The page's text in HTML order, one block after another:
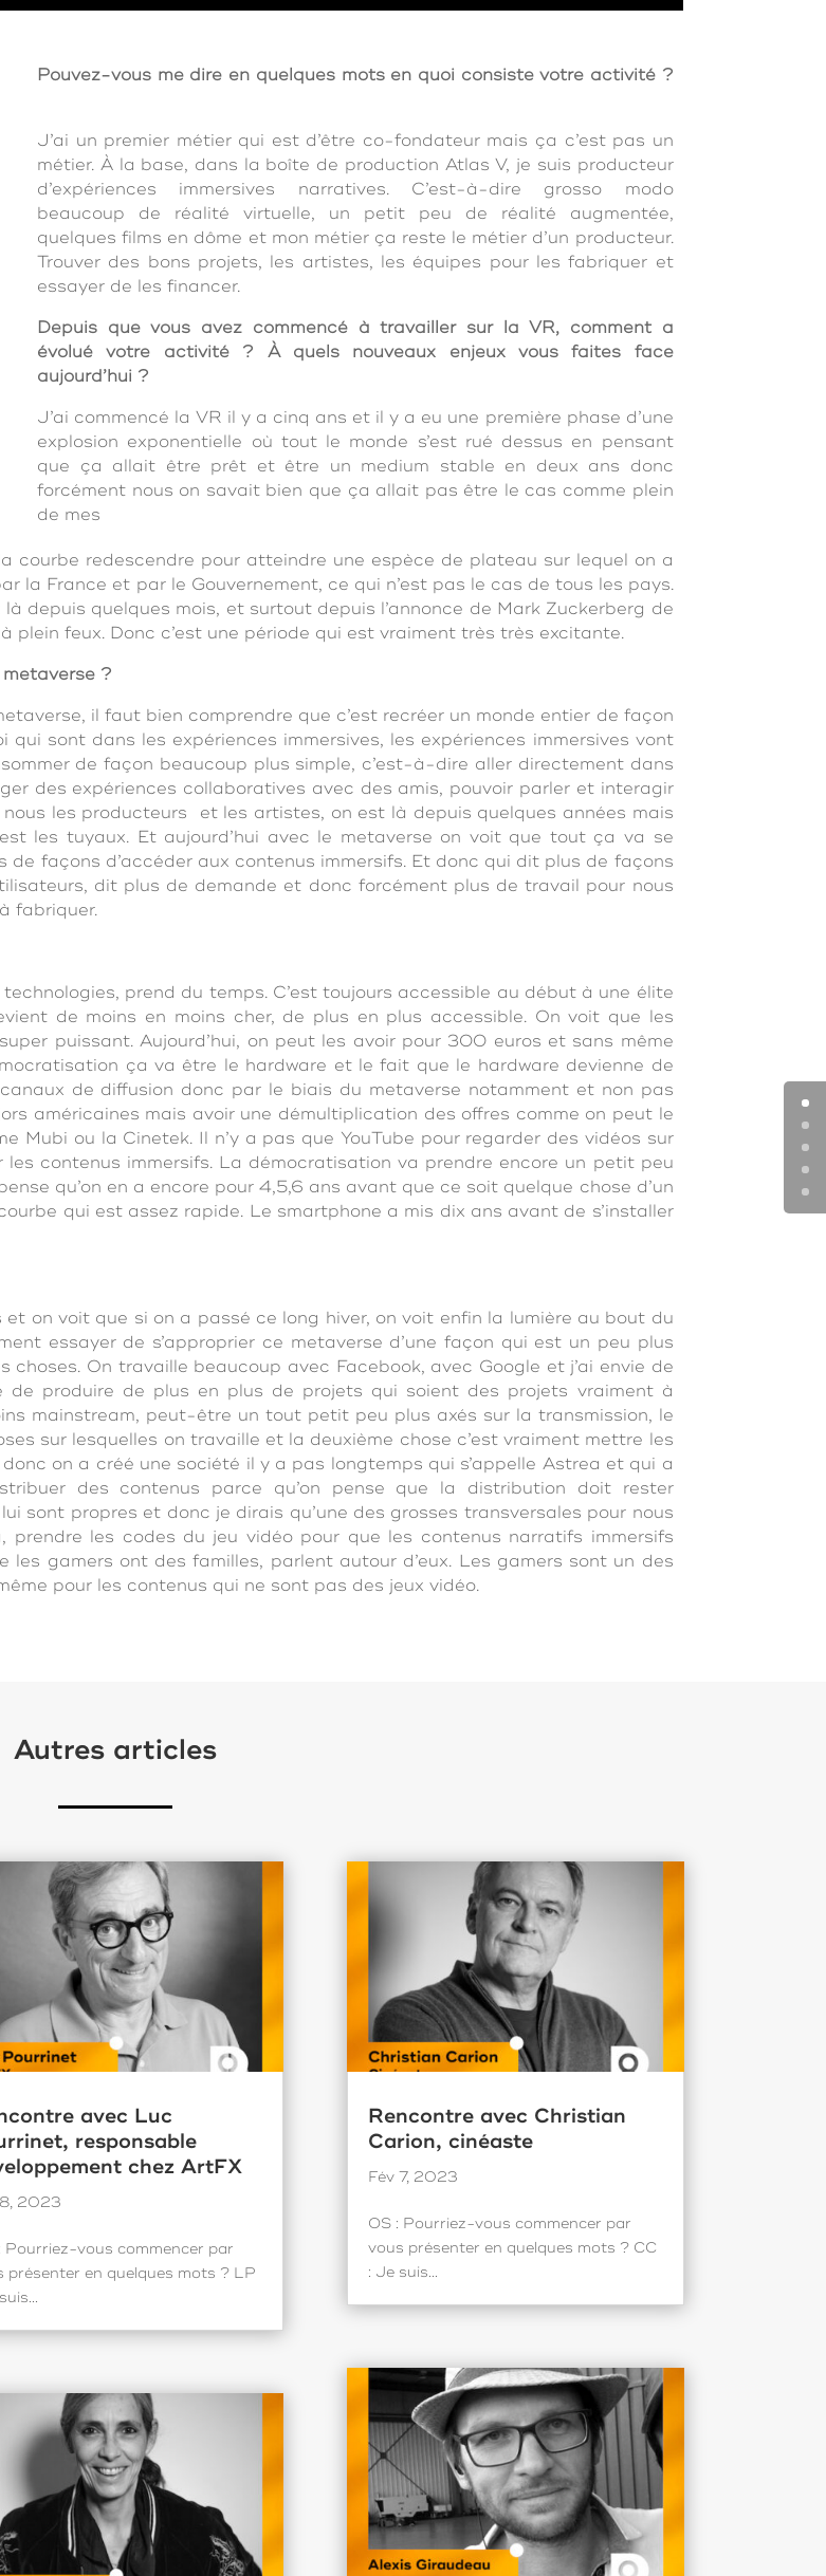
Pouvez-vous me dire en quelques mots en quoi consiste votre activité ?
J’ai un premier métier qui est d’être co-fondateur mais ça c’est pas un
métier. À la base, dans la boîte de production Atlas V, je suis producteur
d’expériences immersives narratives. C’est-à-dire grosso modo
beaucoup de réalité virtuelle, un petit peu de réalité augmentée,
quelques films en dôme et mon métier ça reste le métier d’un producteur.
Trouver des bons projets, les artistes, les équipes pour les fabriquer et
essayer de les financer.
Depuis que vous avez commencé à travailler sur la VR, comment a
évolué votre activité ? À quels nouveaux enjeux vous faites face
aujourd’hui ?
J’ai commencé la VR il y a cinq ans et il y a eu une première phase d’une
explosion exponentielle où tout le monde s’est rué dessus en pensant
que ça allait être prêt et être un medium stable en deux ans donc
forcément nous on savait bien que ça allait pas être le cas comme plein
de mes
courbe redescendre pour atteindre une espèce de plateau sur lequel on a
la France et par le Gouvernement, ce qui n’est pas le cas de tous les pays.
depuis quelques mois, et surtout depuis l’annonce de Mark Zuckerberg de
feux. Donc c’est une période qui est vraiment très très excitante.
?
il faut bien comprendre que c’est recréer un monde entier de façon
sont dans les expériences immersives, les expériences immersives vont
de façon beaucoup plus simple, c’est-à-dire aller directement dans
des expériences collaboratives avec des amis, pouvoir parler et interagir
les producteurs et les artistes, on est là depuis quelques années mais
les tuyaux. Et aujourd’hui avec le metaverse on voit que tout ça va se
de façons d’accéder aux contenus immersifs. Et donc qui dit plus de façons
dit plus de demande et donc forcément plus de travail pour nous
fabriquer.
prend du temps. C’est toujours accessible au début à une élite
de moins en moins cher, de plus en plus accessible. On voit que les
puissant. Aujourd’hui, on peut les avoir pour 300 euros et sans même
ça va être le hardware et le fait que le hardware devienne de
de diffusion donc par le biais du metaverse notamment et non pas
américaines mais avoir une démultiplication des offres comme on peut le
Mubi ou la Cinetek. Il n’y a pas que YouTube pour regarder des vidéos sur
contenus immersifs. La démocratisation va prendre encore un petit peu
qu’on en a encore pour 4,5,6 ans avant que ce soit quelque chose d’un
qui est assez rapide. Le smartphone a mis dix ans avant de s’installer
on voit que si on a passé ce long hiver, on voit enfin la lumière au bout du
essayer de s’approprier ce metaverse d’une façon qui est un peu plus
On travaille beaucoup avec Facebook, avec Google et j’ai envie de
produire de plus en plus de projets qui soient des projets vraiment à
mainstream, peut-être un tout petit peu plus axés sur la transmission, le
sur lesquelles on travaille et la deuxième chose c’est vraiment mettre les
on a créé une société il y a pas longtemps qui s’appelle Astrea et qui a
des contenus parce qu’on pense que la distribution doit rester
sont propres et donc je dirais qu’une des grosses transversales pour nous
prendre les codes du jeu vidéo pour que les contenus narratifs immersifs
gamers ont des familles, parlent autour d’eux. Les gamers sont un des
pour les contenus qui ne sont pas des jeux vidéo.
Autres articles
avec Luc
responsable
chez ArtFX
2023
Pourriez-vous commencer par
présenter en quelques mots ? LP
Rencontre avec Christian
Carion, cinéaste
Fév 7, 2023
OS : Pourriez-vous commencer par
vous présenter en quelques mots ? CC
: Je suis...